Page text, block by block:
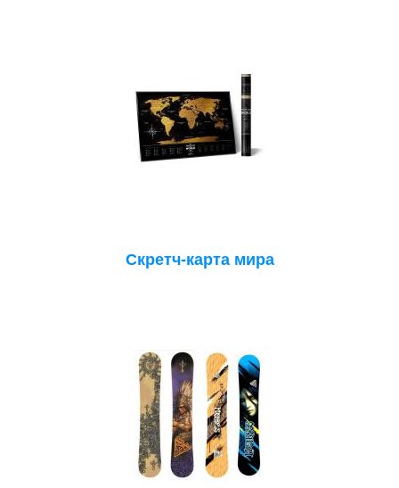
Скретч-карта мира